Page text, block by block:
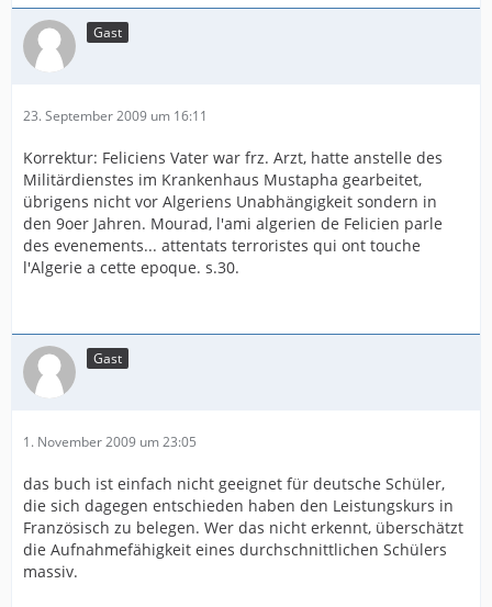
Gast
23. September 2009 um 16:11
Korrektur: Feliciens Vater war frz. Arzt, hatte anstelle des
Militärdienstes im Krankenhaus Mustapha gearbeitet,
übrigens nicht vor Algeriens Unabhängigkeit sondern in
den 9oer Jahren. Mourad, l'ami algerien de Felicien parle
des evenements... attentats terroristes qui ont touche
l'Algerie a cette epoque. s.30.
Gast
1. November 2009 um 23:05
das buch ist einfach nicht geeignet für deutsche Schüler,
die sich dagegen entschieden haben den Leistungskurs in
Französisch zu belegen. Wer das nicht erkennt, überschätzt
die Aufnahmefähigkeit eines durchschnittlichen Schülers
massiv.